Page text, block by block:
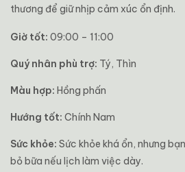
thương để giữ nhịp cảm xúc ổn định.
Giờ tốt: 09:00 – 11:00
Quý nhân phù trợ: Tý, Thìn
Màu hợp: Hồng phấn
Hướng tốt: Chính Nam
Sức khỏe: Sức khỏe khá ổn, nhưng
bỏ bữa nếu lịch làm việc dày.